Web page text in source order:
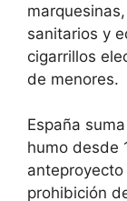
sanitarios y
cigarrillos
de menores.
España
humo desde
prohibición